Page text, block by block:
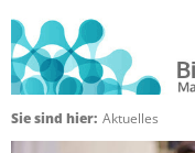
Sie sind hier: Aktuelles